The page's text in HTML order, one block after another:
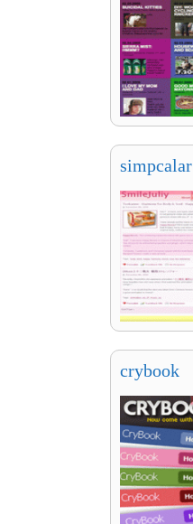
simpcalar
crybook